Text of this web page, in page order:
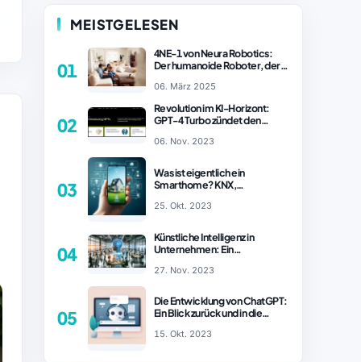
MEISTGELESEN
01
4NE-1 von Neura Robotics:
Der humanoide Roboter, der
revolutionieren könnte
06. März 2025
02
Revolution im KI-Horizont:
GPT-4 Turbo zündet den
– ChatGPT Revolution!
06. Nov. 2023
03
Was ist eigentlich ein
Smarthome? KNX,
Vergleich
25. Okt. 2023
04
Künstliche Intelligenz in
Unternehmen: Ein
27. Nov. 2023
05
Die Entwicklung von ChatGPT:
Ein Blick zurück und in die
15. Okt. 2023